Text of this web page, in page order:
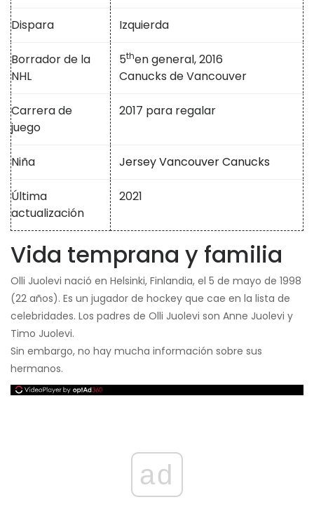
Dispara Izquierda
Borrador de la
NHL
5then general, 2016
Canucks de Vancouver
Carrera de
juego
2017 para regalar
Niña Jersey Vancouver Canucks
Última
actualización
2021
Vida temprana y familia
Olli Juolevi nació en Helsinki, Finlandia, el 5 de mayo de 1998
(22 años). Es un jugador de hockey que cae en la lista de
celebridades. Los padres de Olli Juolevi son Anne Juolevi y
Timo Juolevi.
Sin embargo, no hay mucha información sobre sus
hermanos.
ad